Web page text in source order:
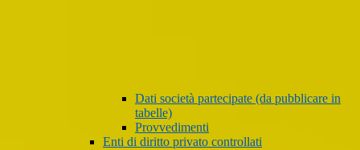
Dati società partecipate (da pubblicare in
tabelle)
Provvedimenti
Enti di diritto privato controllati